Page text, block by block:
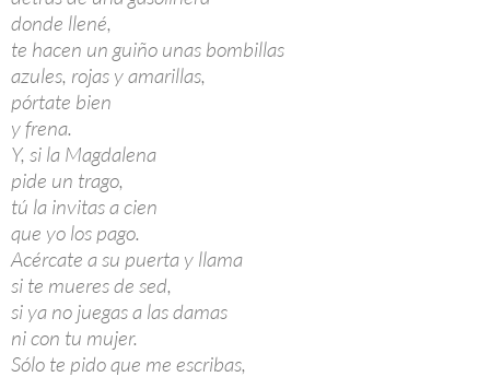
donde llené,
te hacen un guiño unas bombillas
azules, rojas y amarillas,
pórtate bien
y frena.
Y, si la Magdalena
pide un trago,
tú la invitas a cien
que yo los pago.
Acércate a su puerta y llama
si te mueres de sed,
si ya no juegas a las damas
ni con tu mujer.
Sólo te pido que me escribas,